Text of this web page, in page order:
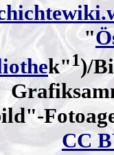
"
k"1)/
CC